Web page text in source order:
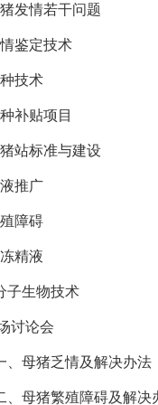
发情若干问题
鉴定技术
技术
补贴项目
站标准与建设
推广
障碍
精液
子生物技术
讨论会
母猪乏情及解决办法
母猪繁殖障碍及解决